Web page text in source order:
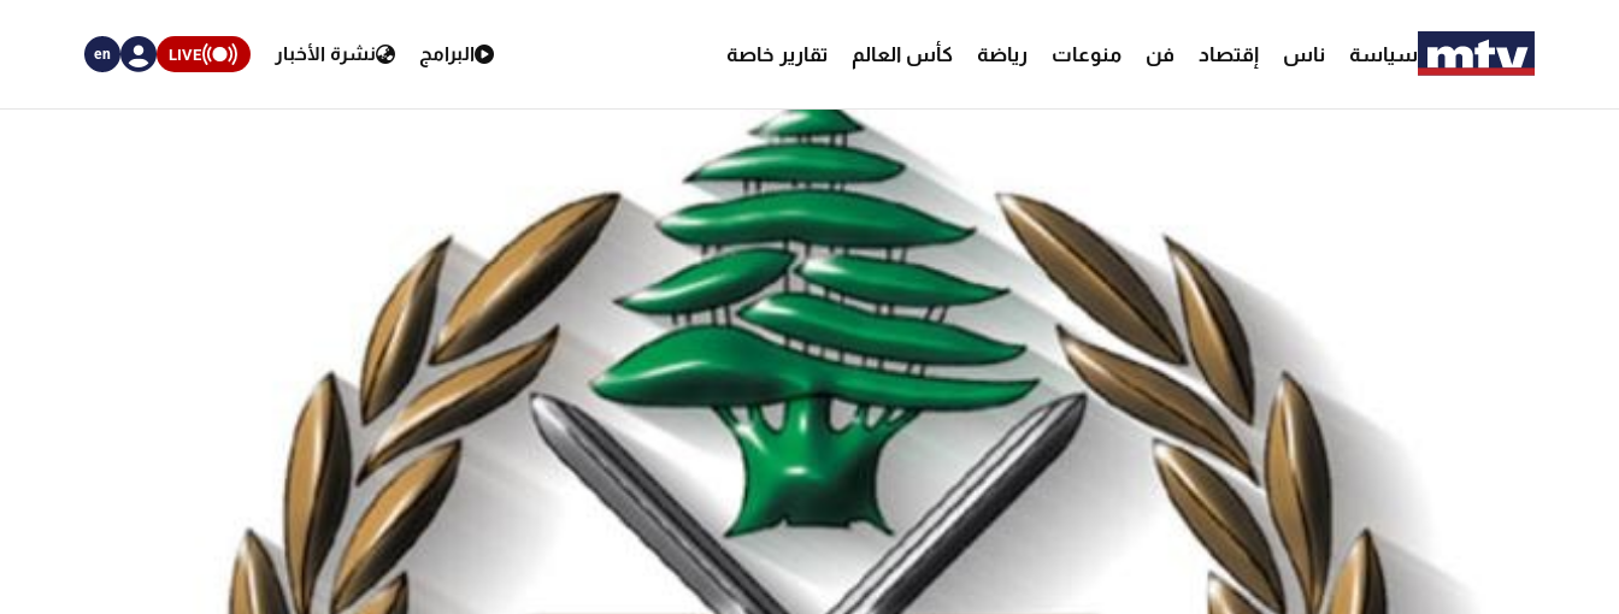
سياسة ناس إقتصاد فن منوعات رياضة كأس العالم تقارير خاصة البرامج نشرة الأخبار LIVE
en